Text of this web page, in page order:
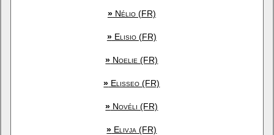
»Nélio (FR)
»Elisio (FR)
» Noelie (FR)
» Elisseo (FR)
» Novéli (FR)
» Elivja (FR)